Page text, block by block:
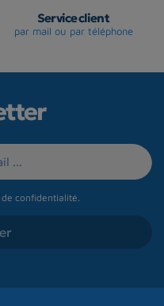
Service client
par mail ou par téléphone
confidentialité